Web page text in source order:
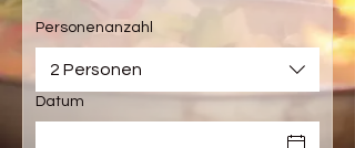
Personenanzahl
2 Personen
Datum